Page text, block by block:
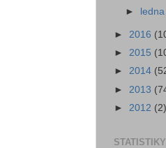
► ledna
► 2016
► 2015
► 2014
► 2013
► 2012 (2)
STATISTIKY